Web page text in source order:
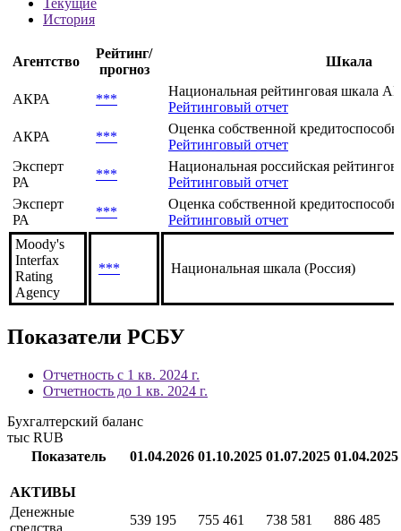
Рейтинги
Текущие
прогноз
АКРА
Национальная рейтинговая шкала
Рейтинговый отчет
АКРА
Оценка собственной
Рейтинговый отчет
Эксперт
РА
***
Национальная российская
Эксперт
РА
***
Оценка собственной
Рейтинговый отчет
Moody's
Rating
Национальная шкала (Россия)
Показатели РСБУ
Отчетность с 1 кв. 2024 г.
Отчетность до 1 кв. 2024 г.
тыс RUB
Показатель
01.04.2026 01.10.2025 01.07.2025 01.04.2025